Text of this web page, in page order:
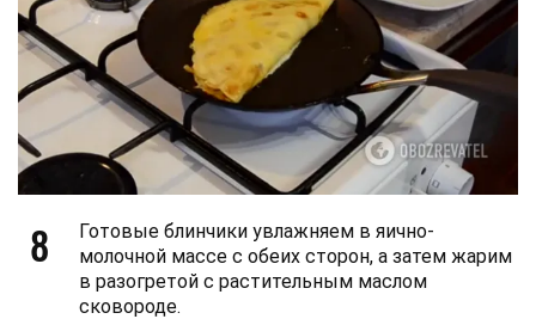
8
Готовые блинчики увлажняем в яично-
молочной массе с обеих сторон, а затем жарим
в разогретой с растительным маслом
сковороде.